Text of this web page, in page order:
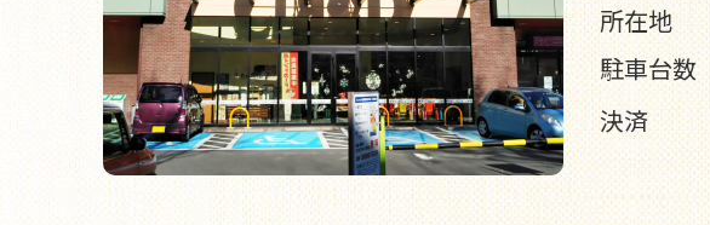
所在地
駐車台数
決済